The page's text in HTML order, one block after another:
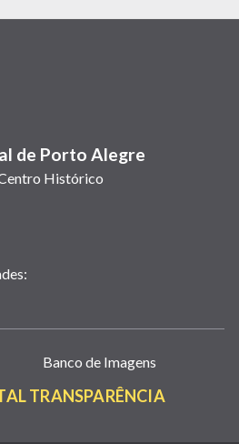
(link
em
em
em
de Porto Alegre
Histórico
Banco de Imagens
TRANSPARÊNCIA(LINK